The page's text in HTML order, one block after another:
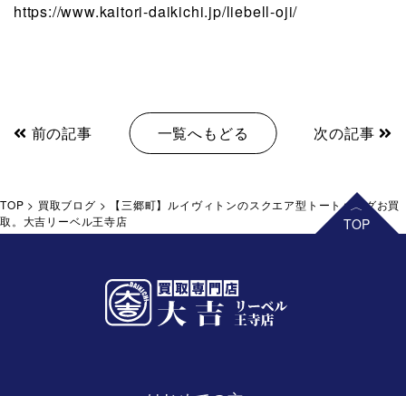
https://www.kaitori-daikichi.jp/liebell-oji/
前の記事 一覧へもどる 次の記事
TOP > 買取ブログ >
【三郷町】ルイヴィトンのスクエア型トートバッグお買
取。大吉リーベル王寺店